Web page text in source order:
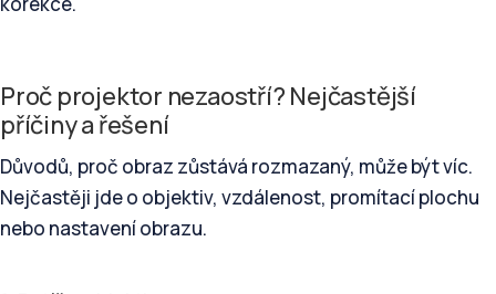
Proč projektor nezaostří? Nejčastější
příčiny a řešení
Důvodů, proč obraz zůstává rozmazaný, může být víc.
Nejčastěji jde o objektiv, vzdálenost, promítací plochu
nebo nastavení obrazu.